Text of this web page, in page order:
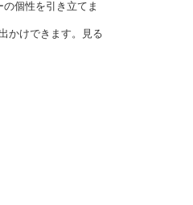
個性を引き立てま
かけできます。見る